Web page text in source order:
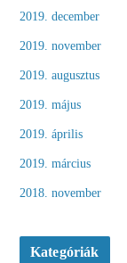
2019. december
2019. november
2019. augusztus
2019. május
2019. április
2019. március
2018. november
Kategóriák